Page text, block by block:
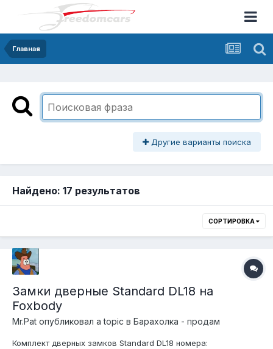
Главная
Другие варианты поиска
Найдено: 17 результатов
СОРТИРОВКА
Замки дверные Standard DL18 на
Foxbody
Mr.Pat опубликовал a topic в Барахолка - продам
Комплект дверных замков Standard DL18 номера: